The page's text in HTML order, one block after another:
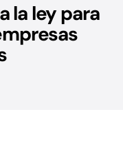
la ley para